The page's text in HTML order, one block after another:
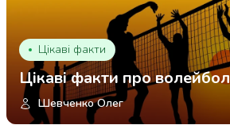
Цікаві факти
Цікаві факти про волейбол
Шевченко Олег